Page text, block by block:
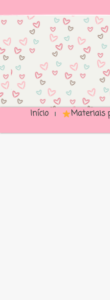
Início Materiais